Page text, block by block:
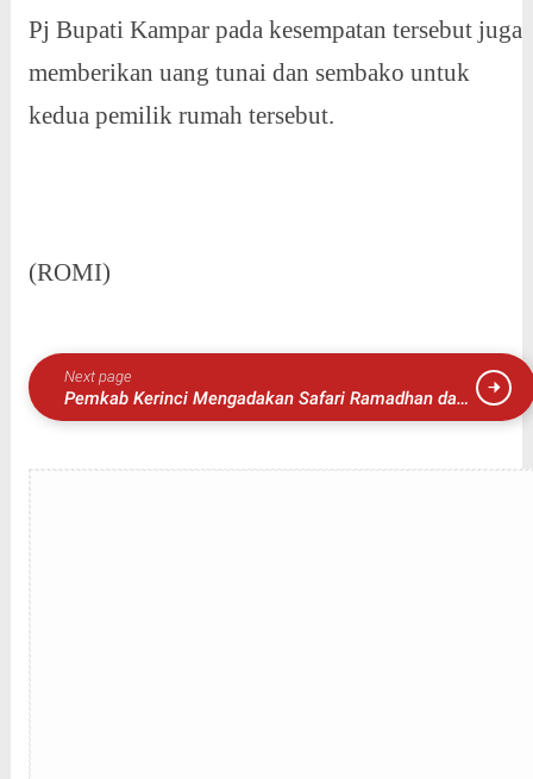
Pj Bupati Kampar pada kesempatan tersebut juga
memberikan uang tunai dan sembako untuk
kedua pemilik rumah tersebut.
(ROMI)
Next page
Pemkab Kerinci Mengadakan Safari Ramadhan dan
Silaturahmi dengan Masyarakat Desa Mukai Pintu